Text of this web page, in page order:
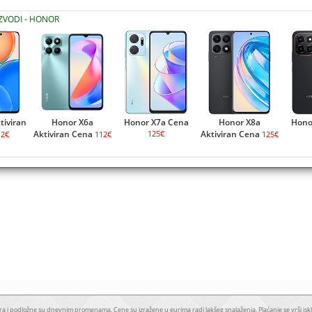
- HONOR
Honor X6a
Aktiviran Cena 112€
Honor X7a Cena
125€
Honor X8a
Aktiviran Cena 125€
podložne su dnevnim promenama. Cene su izražene u eurima radi lakšeg snalaženja. Plaćanje se vrši